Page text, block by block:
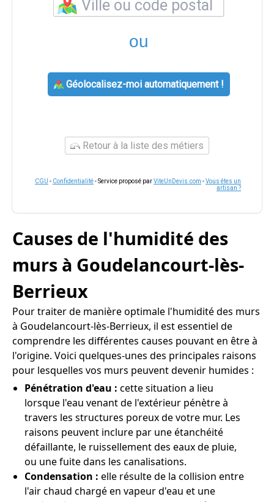
ou
Géolocalisez-moi automatiquement !
Retour à la liste des métiers
CGU - Confidentialité- Service proposé parViteUnDevis.com -Vous êtes un
artisan ?
Causes de l'humidité des
murs à Goudelancourt-lès-
Berrieux
Pour traiter de manière optimale l'humidité des murs
à Goudelancourt-lès-Berrieux, il est essentiel de
comprendre les différentes causes pouvant en être à
l'origine. Voici quelques-unes des principales raisons
pour lesquelles vos murs peuvent devenir humides :
Pénétration d'eau : cette situation a lieu
lorsque l'eau venant de l'extérieur pénètre à
travers les structures poreux de votre mur. Les
raisons peuvent inclure par une étanchéité
défaillante, le ruissellement des eaux de pluie,
ou une fuite dans les canalisations.
Condensation : elle résulte de la collision entre
l'air chaud chargé en vapeur d'eau et une